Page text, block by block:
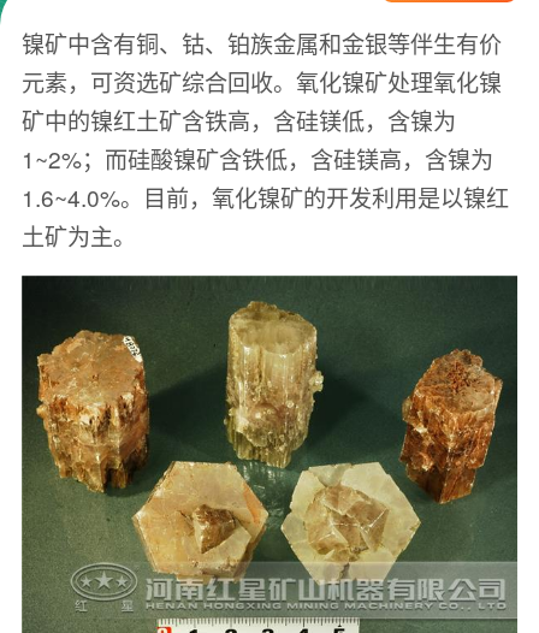
镍矿中含有铜、钴、铂族金属和金银等伴生有价
元素，可资选矿综合回收。氧化镍矿处理氧化镍
矿中的镍红土矿含铁高，含硅镁低，含镍为
1~2%；而硅酸镍矿含铁低，含硅镁高，含镍为
1.6~4.0%。目前，氧化镍矿的开发利用是以镍红
土矿为主。